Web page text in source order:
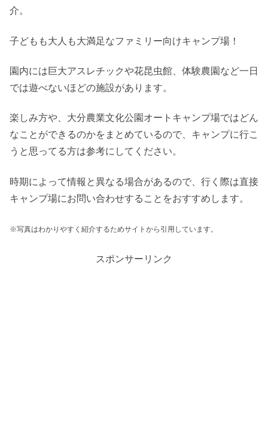
介。
子どもも大人も大満足なファミリー向けキャンプ場！
園内には巨大アスレチックや花昆虫館、体験農園など一日
では遊べないほどの施設があります。
楽しみ方や、大分農業文化公園オートキャンプ場ではどん
なことができるのかをまとめているので、キャンプに行こ
うと思ってる方は参考にしてください。
時期によって情報と異なる場合があるので、行く際は直接
キャンプ場にお問い合わせすることをおすすめします。
※写真はわかりやすく紹介するためサイトから引用しています。
スポンサーリンク